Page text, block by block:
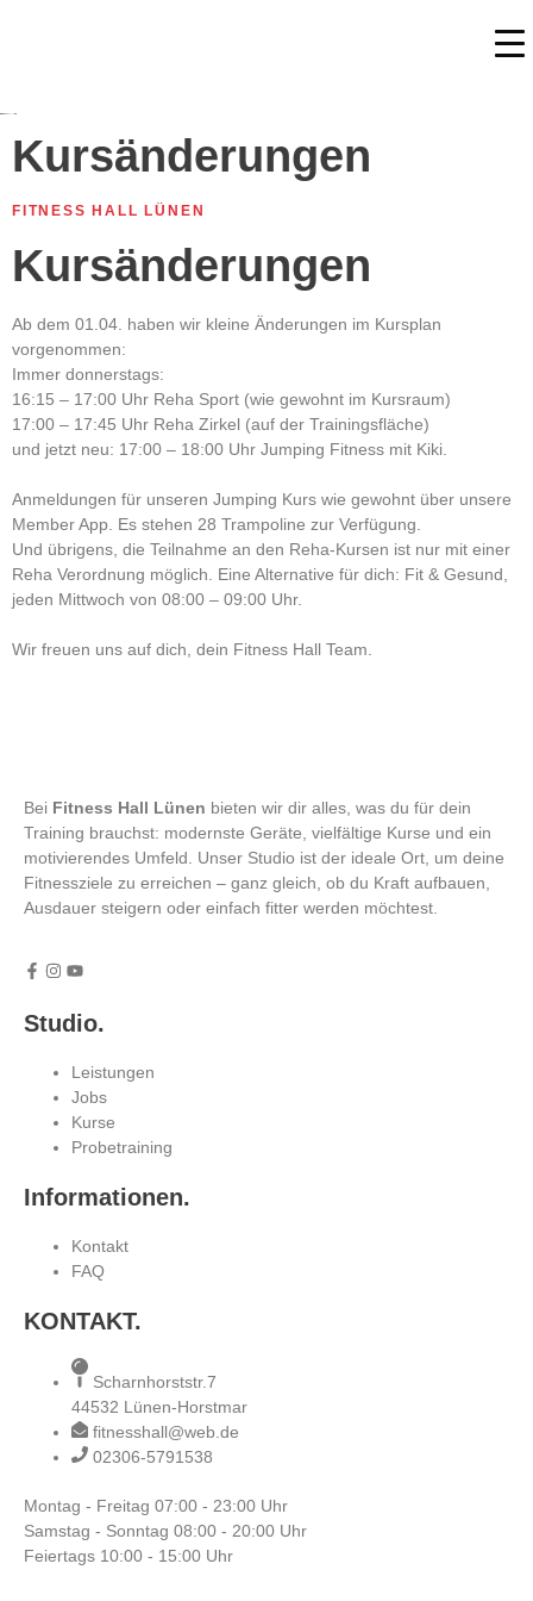
Kursänderungen
FITNESS HALL LÜNEN
Kursänderungen
Ab dem 01.04. haben wir kleine Änderungen im Kursplan
vorgenommen:
Immer donnerstags:
16:15 – 17:00 Uhr Reha Sport (wie gewohnt im Kursraum)
17:00 – 17:45 Uhr Reha Zirkel (auf der Trainingsfläche)
und jetzt neu: 17:00 – 18:00 Uhr Jumping Fitness mit Kiki.
Anmeldungen für unseren Jumping Kurs wie gewohnt über unsere
Member App. Es stehen 28 Trampoline zur Verfügung.
Und übrigens, die Teilnahme an den Reha-Kursen ist nur mit einer
Reha Verordnung möglich. Eine Alternative für dich: Fit & Gesund,
jeden Mittwoch von 08:00 – 09:00 Uhr.
Wir freuen uns auf dich, dein Fitness Hall Team.
Bei Fitness Hall Lünen bieten wir dir alles, was du für dein
Training brauchst: modernste Geräte, vielfältige Kurse und ein
motivierendes Umfeld. Unser Studio ist der ideale Ort, um deine
Fitnessziele zu erreichen – ganz gleich, ob du Kraft aufbauen,
Ausdauer steigern oder einfach fitter werden möchtest.
Studio.
Leistungen
Jobs
Kurse
Probetraining
Informationen.
Kontakt
FAQ
KONTAKT.
Scharnhorststr.7
44532 Lünen-Horstmar
fitnesshall@web.de
02306-5791538
Montag - Freitag 07:00 - 23:00 Uhr
Samstag - Sonntag 08:00 - 20:00 Uhr
Feiertags 10:00 - 15:00 Uhr